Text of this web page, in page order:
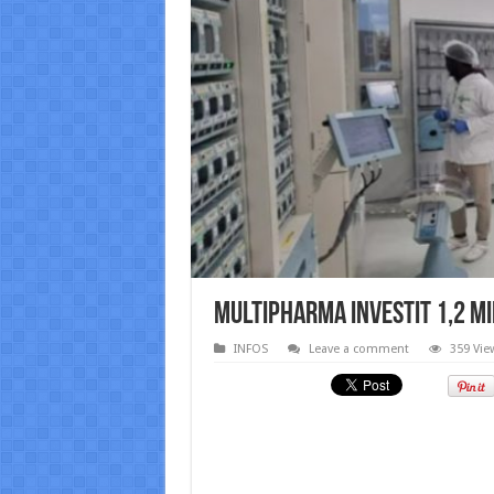
Multipharma investit 1,2
INFOS Leave a comment 359